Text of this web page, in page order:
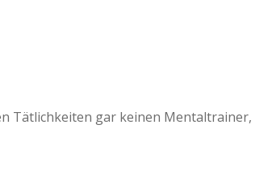
Tätlichkeiten gar keinen Mentaltrainer,